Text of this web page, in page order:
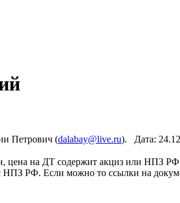
Петрович (dalabay@live.ru). Дата:
на ДТ содержит акциз или НПЗ РФ
НПЗ РФ. Если можно то ссылки на